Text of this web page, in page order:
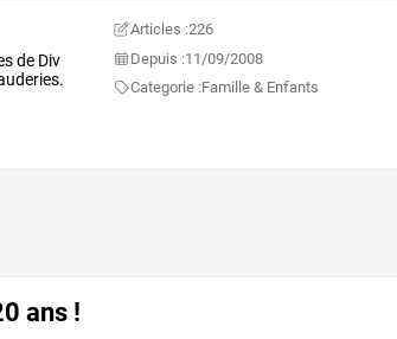
de Div
Articles :226
Depuis :11/09/2008
Categorie :Famille & Enfants
ans !